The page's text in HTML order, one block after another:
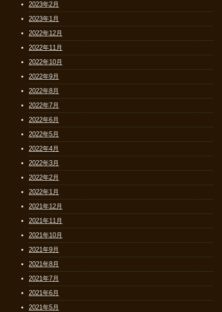
2023年2月
2023年1月
2022年12月
2022年11月
2022年10月
2022年9月
2022年8月
2022年7月
2022年6月
2022年5月
2022年4月
2022年3月
2022年2月
2022年1月
2021年12月
2021年11月
2021年10月
2021年9月
2021年8月
2021年7月
2021年6月
2021年5月